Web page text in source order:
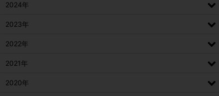
2024年
2023年
2022年
2021年
2020年